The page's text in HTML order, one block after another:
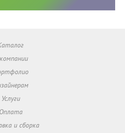
Услуги
Оплата
и сборка